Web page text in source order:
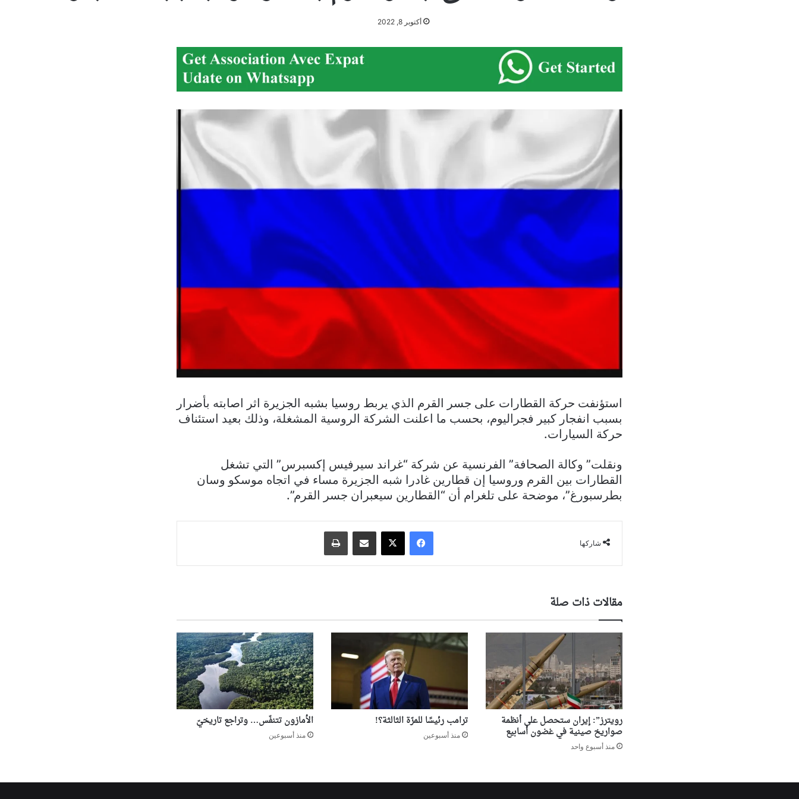
أكتوبر 8, 2022
استؤنفت حركة القطارات على جسر القرم الذي يربط روسيا بشبه الجزيرة اثر اصابته بأضرار
بسبب انفجار كبير فجراليوم، بحسب ما اعلنت الشركة الروسية المشغلة، وذلك بعيد استئناف
حركة السيارات.
ونقلت” وكالة الصحافة” الفرنسية عن شركة “غراند سيرفيس إكسبرس” التي تشغل
القطارات بين القرم وروسيا إن قطارين غادرا شبه الجزيرة مساء في اتجاه موسكو وسان
بطرسبورغ”، موضحة على تلغرام أن “القطارين سيعبران جسر القرم”.
شاركها
فيسبوك ‫X مشاركة عبر البريد طباعة
مقالات ذات صلة
رويترز”: إيران ستحصل على أنظمة
صواريخ صينية في غضون أسابيع
منذ أسبوع واحد
ترامب رئيسًا للمرّة الثالثة؟!
منذ أسبوعين
الأمازون تتنفّس… وتراجع تاريخيّ
منذ أسبوعين